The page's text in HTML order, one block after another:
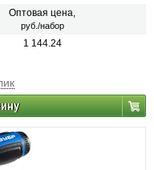
Оптовая цена,
руб./набор
1 144.24